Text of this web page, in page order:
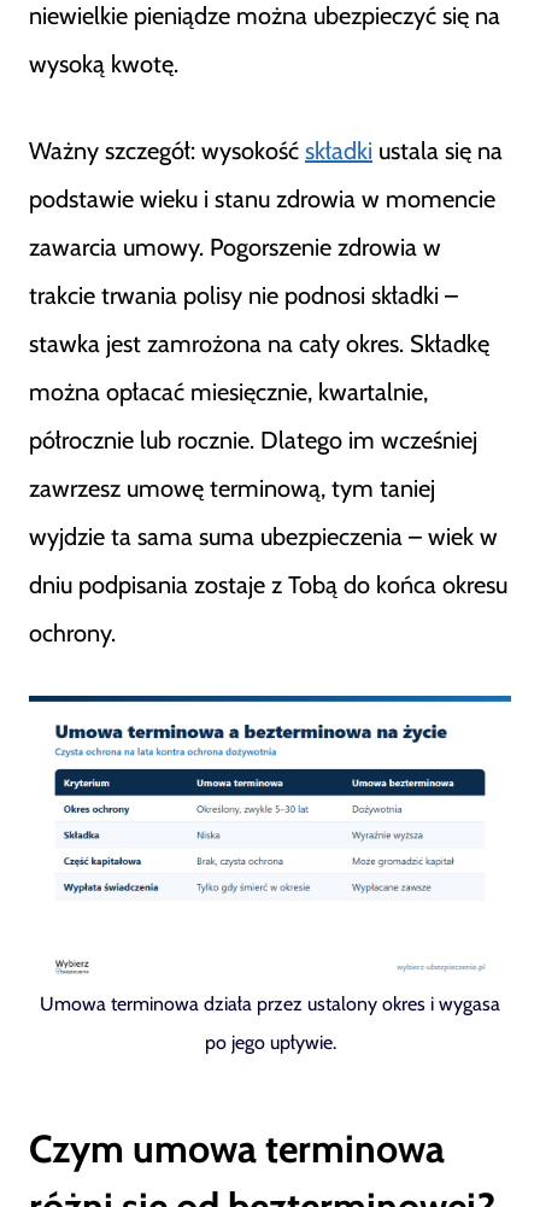
niewielkie pieniądze można ubezpieczyć się na
wysoką kwotę.
Ważny szczegół: wysokość składki ustala się na
podstawie wieku i stanu zdrowia w momencie
zawarcia umowy. Pogorszenie zdrowia w
trakcie trwania polisy nie podnosi składki –
stawka jest zamrożona na cały okres. Składkę
można opłacać miesięcznie, kwartalnie,
półrocznie lub rocznie. Dlatego im wcześniej
zawrzesz umowę terminową, tym taniej
wyjdzie ta sama suma ubezpieczenia – wiek w
dniu podpisania zostaje z Tobą do końca okresu
ochrony.
Umowa terminowa działa przez ustalony okres i wygasa
po jego upływie.
Czym umowa terminowa